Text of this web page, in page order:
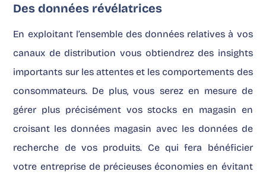
Des données révélatrices
En exploitant l’ensemble des données relatives à vos
canaux de distribution vous obtiendrez des insights
importants sur les attentes et les comportements des
consommateurs. De plus, vous serez en mesure de
gérer plus précisément vos stocks en magasin en
croisant les données magasin avec les données de
recherche de vos produits. Ce qui fera bénéficier
votre entreprise de précieuses économies en évitant